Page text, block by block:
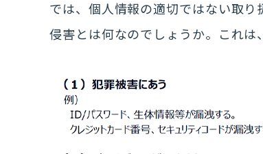
では、個人情報の適切ではない取
侵害とは何なのでしょうか。これは